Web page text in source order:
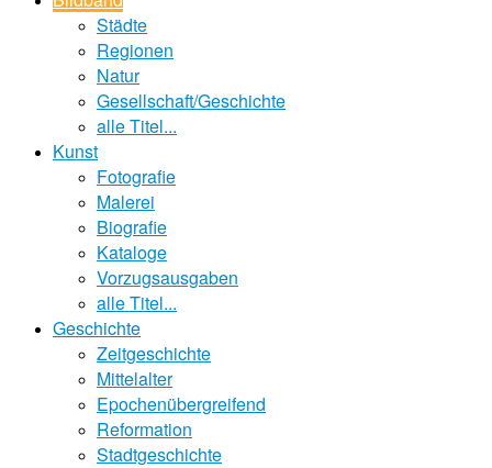
Städte
Regionen
Natur
Gesellschaft/Geschichte
alle Titel...
Kunst
Fotografie
Malerei
Biografie
Kataloge
Vorzugsausgaben
alle Titel...
Geschichte
Zeitgeschichte
Mittelalter
Epochenübergreifend
Reformation
Stadtgeschichte